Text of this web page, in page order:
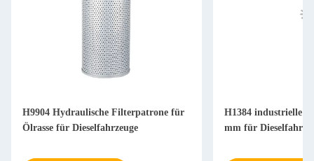
H9904 Hydraulische Filterpatrone für
Ölrasse für Dieselfahrzeuge
H1384 industrielle
mm für